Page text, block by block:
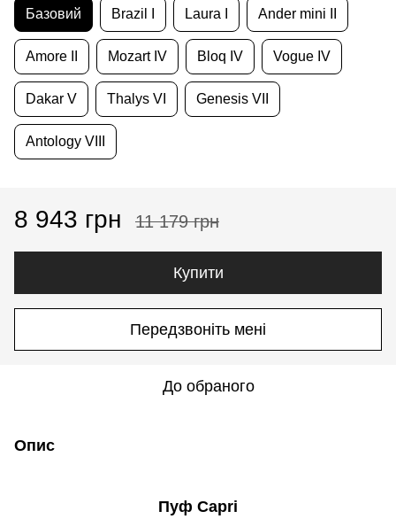
Базовий Brazil I Laura I Ander mini II
Amore II Mozart IV Bloq IV Vogue IV
Dakar V Thalys VI Genesis VII
Antology VIII
8 943 грн 11 179 грн
Купити
Передзвоніть мені
До обраного
Опис
Пуф Capri